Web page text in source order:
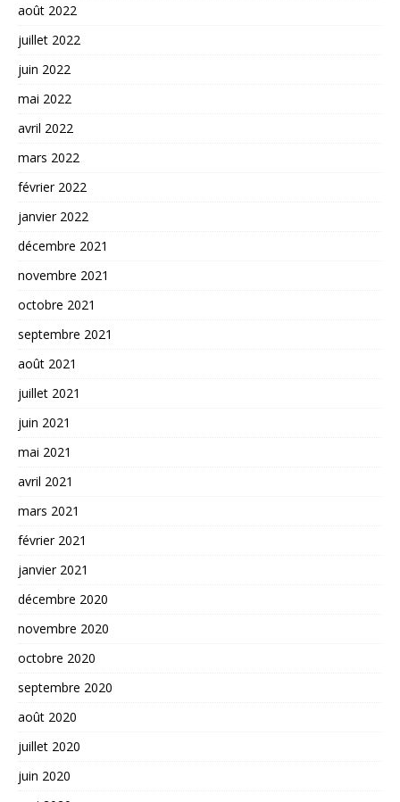
août 2022
juillet 2022
juin 2022
mai 2022
avril 2022
mars 2022
février 2022
janvier 2022
décembre 2021
novembre 2021
octobre 2021
septembre 2021
août 2021
juillet 2021
juin 2021
mai 2021
avril 2021
mars 2021
février 2021
janvier 2021
décembre 2020
novembre 2020
octobre 2020
septembre 2020
août 2020
juillet 2020
juin 2020